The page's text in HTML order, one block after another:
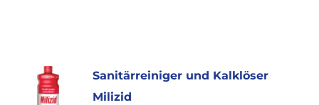
KARRIERE
Sanitärreiniger und Kalklöser
Milizid